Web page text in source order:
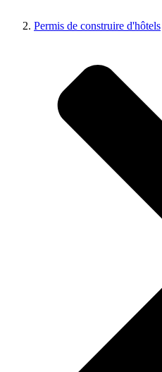
Permis de construire d'hôtels